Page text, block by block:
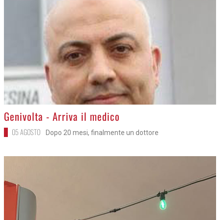
>
Genivolta - Arriva il medico
05 AGOSTO Dopo 20 mesi, finalmente un dottore